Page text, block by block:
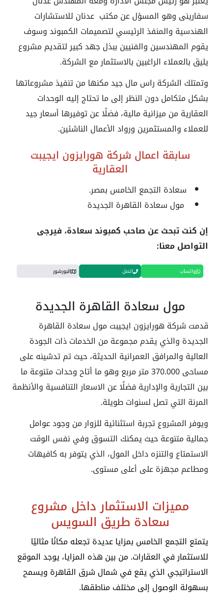
سفارينى وهو المسؤل عن مكتب عدنان للاستشارات
الهندسية والمنفذ الرئيسي لتصميمات الكمبوند وسوف
يقوم المهندسين والفنيين ببذل جهد كبير لتقديم مشروع
يليق بالعملاء الراغبين بالاستثمار مع الشركة.
وتمتلك الشركة راس مال جيد مكنها من تنفيذ مشروعاتها
بشكل متكامل دون النظر إلى ما تحتاج إليه الوحدات
العقارية من ميزانية مالية، فضلًا عن توفيرها أسعار جيد
للعملاء والمستثمرين ورواد الأعمال الناشئين.
سابقة اعمال شركة هورايزون ايجيبت
العقارية
سعادة التجمع الخامس بمصر.
مول سعادة القاهرة الجديدة
إن كنت تبحث عن صاحب كمبوند سعادة، فيرجى
التواصل معنا:
واتساب اتصل البورشور
مول سعادة القاهرة الجديدة
قدمت شركة هورايزون ايجيبت مول سعادة القاهرة
الجديدة والذي يقدم مجموعة من الخدمات ذات الجودة
العالية والمرافق العمرانية الحديثة، حيث تم تدشينه على
مساحى 370.000 متر مربع وهو ما أتاح وحدات متنوعة ما
بين التجارية والإدارية فضلًا عن الاسعار التنافسية والأنظمة
المرنة التي تصل لسنوات طويلة.
ويوفر المشروع تجربة استثنائية للزوار من وجود عوامل
جمالية متنوعة حيث يمكنك التسوق وفي نفس الوقت
الاستمتاع والتنزه داخل المول، الذي يتوفر به كافيهات
ومطاعم مجهزة على أعلى مستوى.
مميزات الاستثمار داخل مشروع
سعادة طريق السويس
يتمتع التجمع الخامس بمزايا عديدة تجعله مكانًا مثاليًا
للاستثمار في العقارات. من بين هذه المزايا، يوجد الموقع
الاستراتيجي الذي يقع في شمال شرق القاهرة ويسمح
بسهولة الوصول إلى مختلف مناطقها.